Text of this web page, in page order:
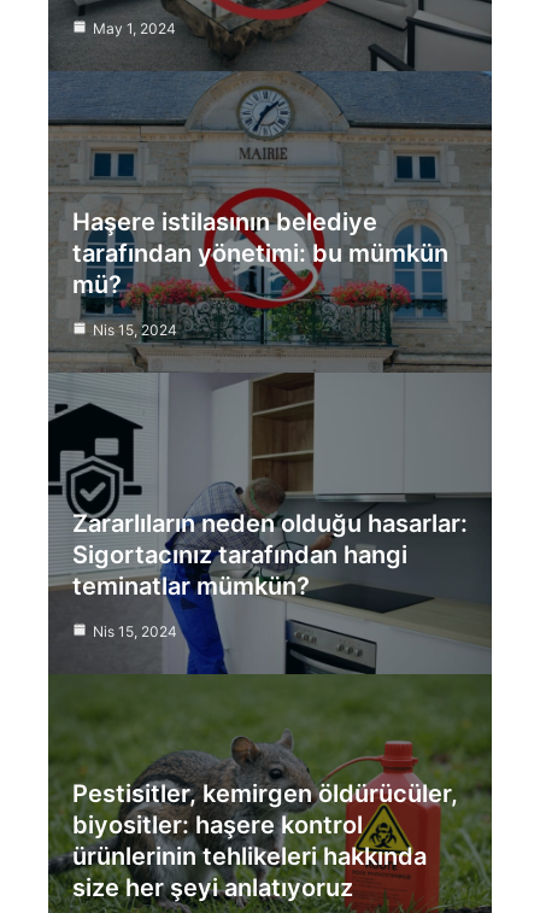
May 1, 2024
Haşere istilasının belediye
tarafından yönetimi: bu mümkün
mü?
Nis 15, 2024
Zararlıların neden olduğu hasarlar:
Sigortacınız tarafından hangi
teminatlar mümkün?
Nis 15, 2024
Pestisitler, kemirgen öldürücüler,
biyositler: haşere kontrol
ürünlerinin tehlikeleri hakkında
size her şeyi anlatıyoruz